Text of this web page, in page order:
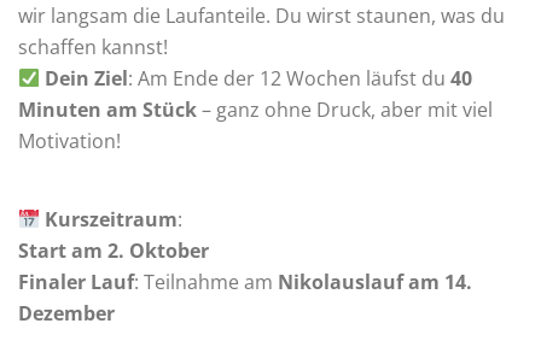
wir langsam die Laufanteile. Du wirst staunen, was du
schaffen kannst!
Dein Ziel: Am Ende der 12 Wochen läufst du 40
Minuten am Stück– ganz ohne Druck, aber mit viel
Motivation!
Kurszeitraum:
Start am 2. Oktober
Finaler Lauf: Teilnahme am Nikolauslauf am 14.
Dezember